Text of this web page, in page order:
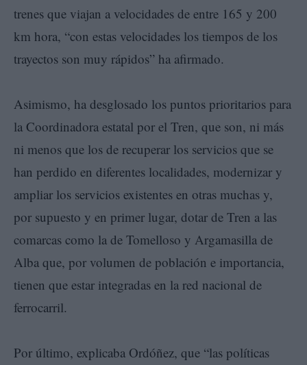
trenes que viajan a velocidades de entre 165 y 200
km hora, “con estas velocidades los tiempos de los
trayectos son muy rápidos” ha afirmado.
Asimismo, ha desglosado los puntos prioritarios para
la Coordinadora estatal por el Tren, que son, ni más
ni menos que los de recuperar los servicios que se
han perdido en diferentes localidades, modernizar y
ampliar los servicios existentes en otras muchas y,
por supuesto y en primer lugar, dotar de Tren a las
comarcas como la de Tomelloso y Argamasilla de
Alba que, por volumen de población e importancia,
tienen que estar integradas en la red nacional de
ferrocarril.
Por último, explicaba Ordóñez, que “las políticas